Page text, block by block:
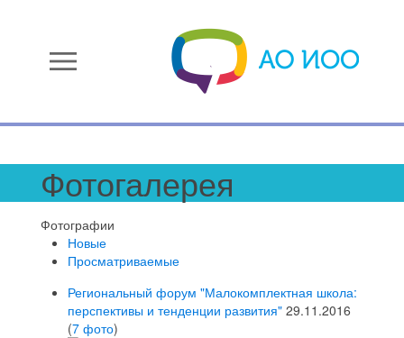
menu
Фотогалерея
Фотографии
Новые
Просматриваемые
Региональный форум "Малокомплектная школа:
перспективы и тенденции развития" 29.11.2016
(7 фото)